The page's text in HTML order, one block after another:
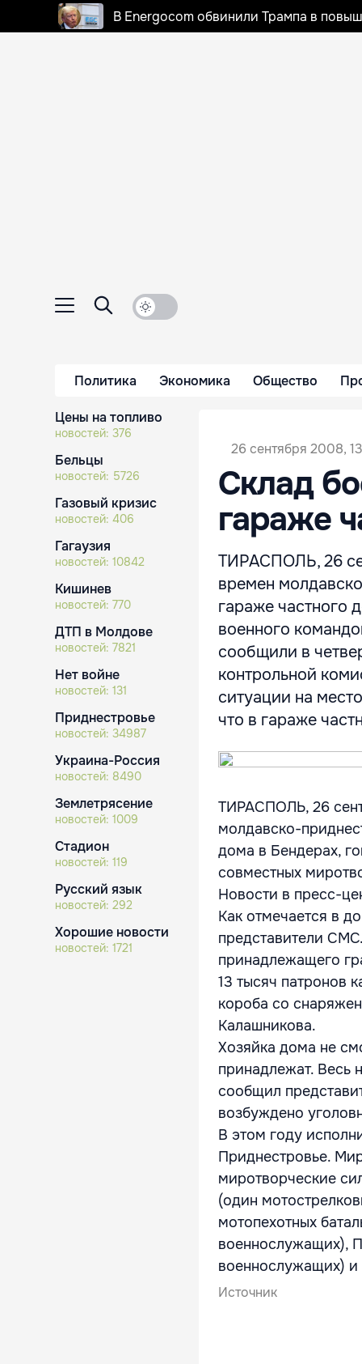
В Energocom обвинили Трампа в
Политика Экономика Общество
Цены на топливо
новостей: 376
Бельцы
новостей: 5726
Газовый кризис
новостей: 406
Гагаузия
новостей: 10842
Кишинев
новостей: 770
ДТП в Молдове
новостей: 7821
Нет войне
новостей: 131
Приднестровье
новостей: 34987
Украина-Россия
новостей: 8490
Землетрясение
новостей: 1009
Стадион
новостей: 119
Русский язык
новостей: 292
Хорошие новости
новостей: 1721
26 сентября 2008,
Склад
гараже
ТИРАСПОЛЬ, 26
времен
гараже частного
военного
сообщили в
контрольной
ситуации на
что в гараже
ТИРАСПОЛЬ, 26
молдавско-
дома в Бендерах,
совместных
Новости в пресс-
Как отмечается в
представители
принадлежащего
13 тысяч патронов
короба со
Калашникова.
Хозяйка дома не
принадлежат. Весь
сообщил
возбуждено
В этом году
Приднестровье.
миротворческие
(один
мотопехотных
военнослужащих),
военнослужащих) и
Источник